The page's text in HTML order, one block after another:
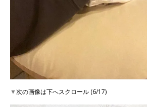
▼次の画像は下へスクロール (6/17)